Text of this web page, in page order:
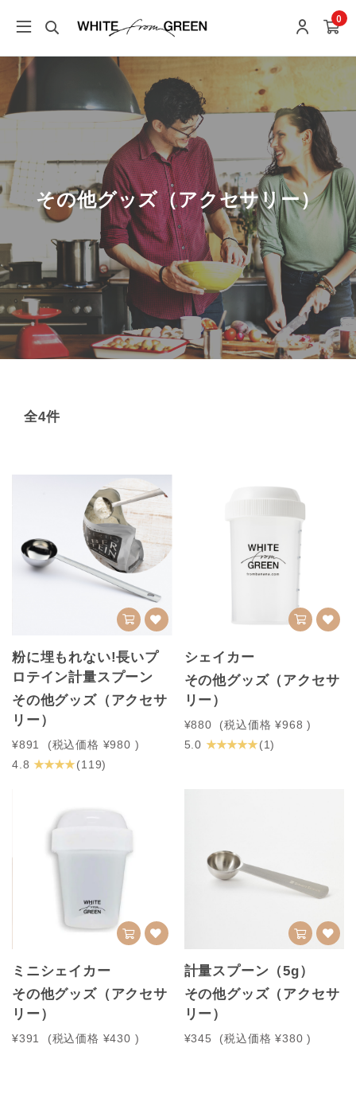
0
その他グッズ（アクセサリー）
全4件
粉に埋もれない!長いプ
ロテイン計量スプーン
その他グッズ（アクセサ
リー）
¥891 (税込価格 ¥980 )
4.8 ★ ★ ★ ★(119)
シェイカー
その他グッズ（アクセサ
リー）
¥880 (税込価格 ¥968 )
5.0 ★ ★ ★ ★ ★ (1)
ミニシェイカー
その他グッズ（アクセサ
リー）
¥391 (税込価格 ¥430 )
計量スプーン（5g）
その他グッズ（アクセサ
リー）
¥345 (税込価格 ¥380 )